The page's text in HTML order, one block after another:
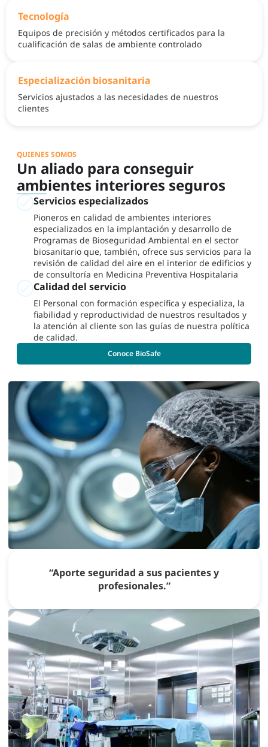
Tecnología
Equipos de precisión y métodos certificados para la
cualificación de salas de ambiente controlado
Especialización biosanitaria
Servicios ajustados a las necesidades de nuestros
clientes
“Aporte seguridad a sus pacientes y
profesionales.”
QUIENES SOMOS
Un aliado para conseguir
ambientes interiores seguros
Servicios especializados
Pioneros en calidad de ambientes interiores
especializados en la implantación y desarrollo de
Programas de Bioseguridad Ambiental en el sector
biosanitario que, también, ofrece sus servicios para la
revisión de calidad del aire en el interior de edificios y
de consultoría en Medicina Preventiva Hospitalaria
Calidad del servicio
El Personal con formación específica y especializa, la
fiabilidad y reproductividad de nuestros resultados y
la atención al cliente son las guías de nuestra política
de calidad.
Conoce BioSafe